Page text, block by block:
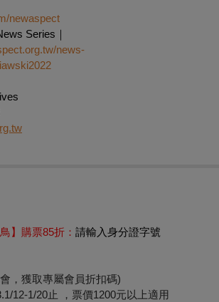
newaspect
Series｜
news-
】購票85折： 請輸入身分證字號
，獲取專屬會員折扣碼)
12-1/20止 ，票價1200元以上適用